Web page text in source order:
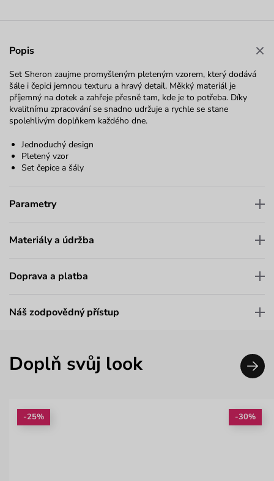
Popis
Set Sheron zaujme promyšleným pleteným vzorem, který dodává
šále i čepici jemnou texturu a hravý detail. Měkký materiál je
příjemný na dotek a zahřeje přesně tam, kde je to potřeba. Díky
kvalitnímu zpracování se snadno udržuje a rychle se stane
spolehlivým doplňkem každého dne.
Jednoduchý design
Pletený vzor
Set čepice a šály
Parametry
Materiály a údržba
Doprava a platba
Náš zodpovědný přístup
Doplň svůj look
-25% -30%